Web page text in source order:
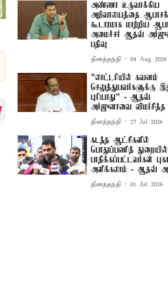
அண்ணா உருவாக்கிய
அறிவாலயத்தை ஆபாசக்
கூடாரமாக மாற்றிய
அமைச்சர் ஆதவ்
பதிவு
தினத்தந்தி 04 Aug 2026
"லாட்டரியில் கவனம்
செலுத்துபவர்களுக்கு
புரியாது" - ஆதவ்
அர்ஜுனாவை விமர்சித்த
தினத்தந்தி 27 Jul 2026
கடந்த ஆட்சிகளில்
பொதுப்பணித்
பாதிக்கப்பட்டவர்கள்
அளிக்கலாம் - ஆதவ்
தினத்தந்தி 01 Jul 2026